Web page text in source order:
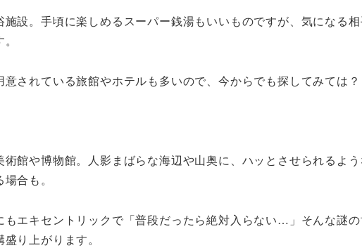
設。手頃に楽しめるスーパー銭湯もいいものですが、気になる
されている旅館やホテルも多いので、今からでも探してみては？
館や博物館。人影まばらな海辺や山奥に、ハッとさせられるよ
合も。
エキセントリックで「普段だったら絶対入らない…」そんな謎
り上がります。